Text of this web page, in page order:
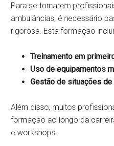
Para se tornarem
ambulâncias, é necessário
rigorosa. Esta formação
Treinamento em
Uso de equipamentos
Gestão de situações
Além disso, muitos
formação ao longo da
e workshops.